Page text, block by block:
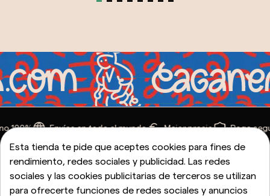
100% Envíos en todo el mundo Mejor precio Pago
Distintiu Generalitat D'Artesania
Catalana
Esta tienda te pide que aceptes cookies para fines de
rendimiento, redes sociales y publicidad. Las redes
sociales y las cookies publicitarias de terceros se utilizan
para ofrecerte funciones de redes sociales y anuncios